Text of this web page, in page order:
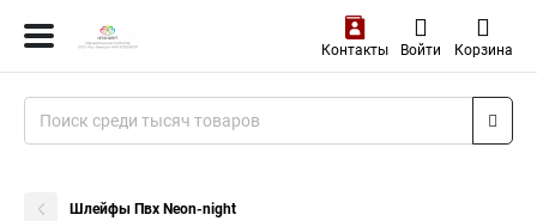
Контакты Войти Корзина
Шлейфы Пвх Neon-night